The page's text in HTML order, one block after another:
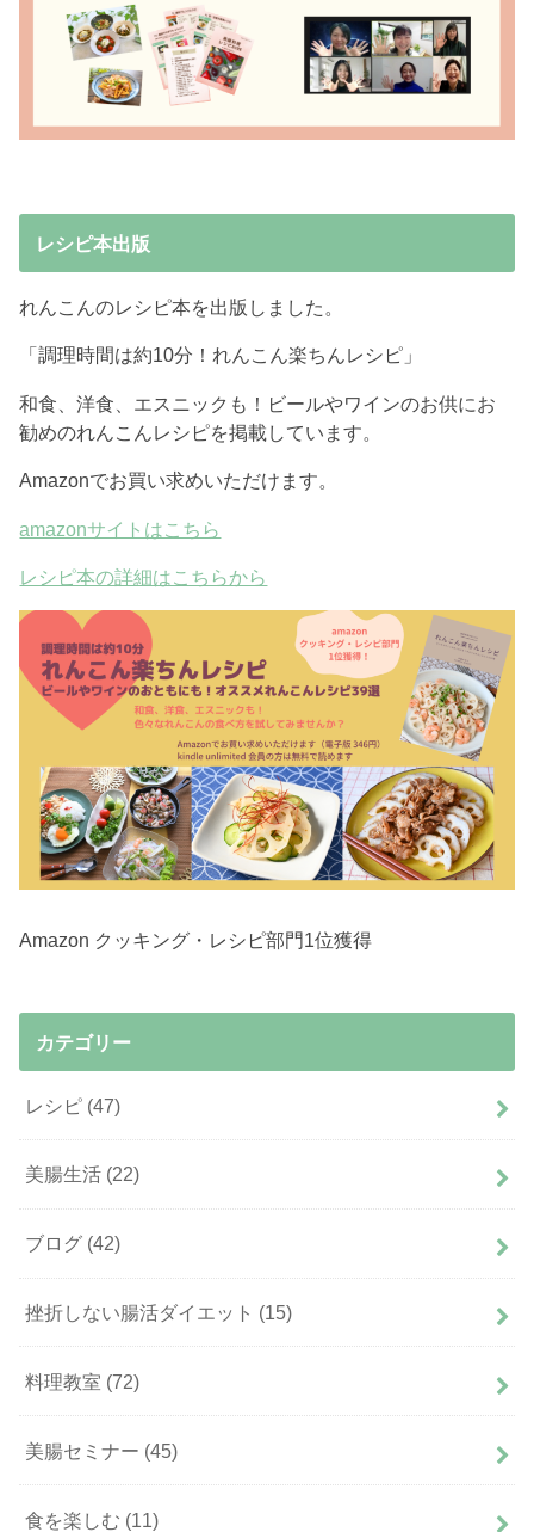
レシピ本出版
れんこんのレシピ本を出版しました。
「調理時間は約10分！れんこん楽ちんレシピ」
和食、洋食、エスニックも！ビールやワインのお供にお
勧めのれんこんレシピを掲載しています。
Amazonでお買い求めいただけます。
amazonサイトはこちら
レシピ本の詳細はこちらから
Amazon クッキング・レシピ部門1位獲得
カテゴリー
レシピ (47)
美腸生活 (22)
ブログ (42)
挫折しない腸活ダイエット (15)
料理教室 (72)
美腸セミナー (45)
食を楽しむ (11)